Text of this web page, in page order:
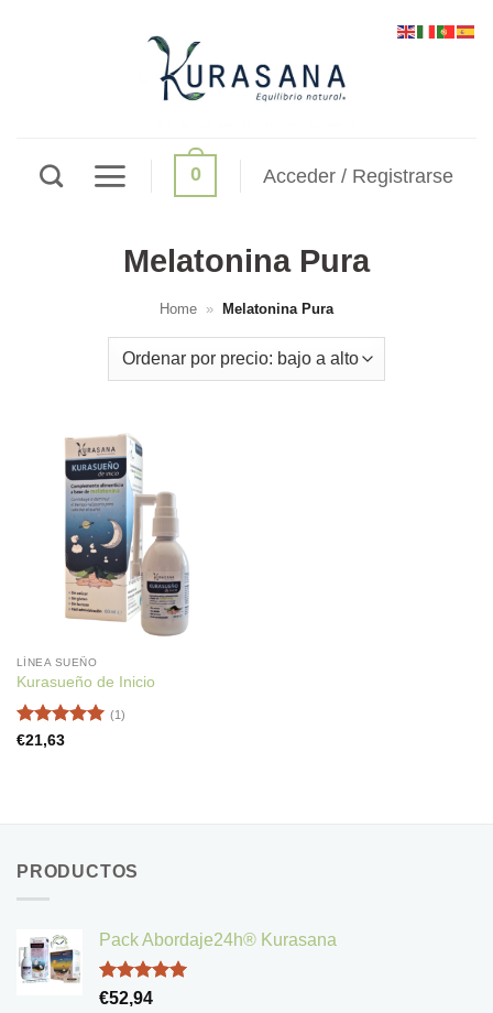
0 Acceder / Registrarse
Melatonina Pura
Home » Melatonina Pura
LÍNEA SUEÑO
Kurasueño de Inicio
Valorado
(1)
€21,63
PRODUCTOS
Pack Abordaje24h® Kurasana
Valorado
€52,94